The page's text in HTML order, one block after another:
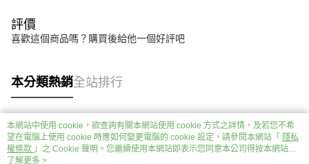
評價
喜歡這個商品嗎？購買後給他一個好評吧
本分類熱銷全站排行
熱門標籤
本網站中使用 cookie，欲查詢有關本網站使用 cookie 方式之詳情，及若您不希
望在電腦上使用 cookie 時應如何變更電腦的 cookie 設定，請參閱本網站「 隱私
權條款 」之 Cookie 聲明。您繼續使用本網站即表示您同意本公司得按本網站使
用條款之 Cookie 聲明使用 cookie。
了解更多 >